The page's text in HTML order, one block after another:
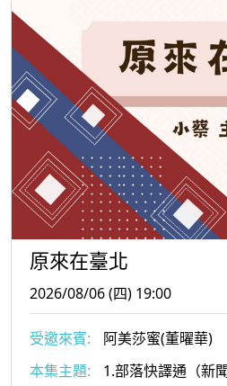
原來在臺北
2026/08/06 (四) 19:00
受邀來賓:
阿美莎蜜(董曜華)
本集主題:
1.部落快譯通（新